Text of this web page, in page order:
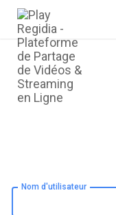
Nom d'utilisateur